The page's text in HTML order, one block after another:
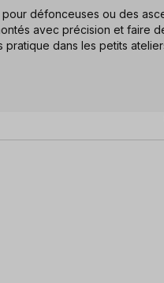
défonceuses ou des
avec précision et faire
pratique dans les petits